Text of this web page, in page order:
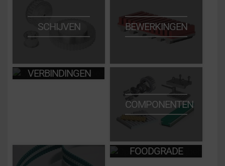
SCHIJVEN BEWERKINGEN
VERBINDINGEN
COMPONENTEN
FOODGRADE